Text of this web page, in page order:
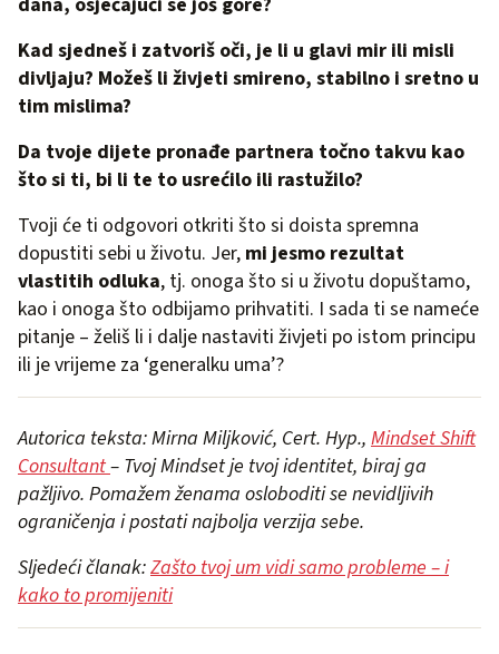
Kad sjedneš i zatvoriš oči, je li u glavi mir ili misli
divljaju? Možeš li živjeti smireno, stabilno i sretno u
tim mislima?
Da tvoje dijete pronađe partnera točno takvu kao
što si ti, bi li te to usrećilo ili rastužilo?
Tvoji će ti odgovori otkriti što si doista spremna
dopustiti sebi u životu. Jer, mi jesmo rezultat
vlastitih odluka, tj. onoga što si u životu dopuštamo,
kao i onoga što odbijamo prihvatiti. I sada ti se nameće
pitanje – želiš li i dalje nastaviti živjeti po istom principu
ili je vrijeme za ‘generalku uma’?
Autorica teksta: Mirna Miljković, Cert. Hyp., Mindset Shift
Consultant– Tvoj Mindset je tvoj identitet, biraj ga
pažljivo. Pomažem ženama osloboditi se nevidljivih
ograničenja i postati najbolja verzija sebe.
Sljedeći članak:Zašto tvoj um vidi samo probleme – i
kako to promijeniti